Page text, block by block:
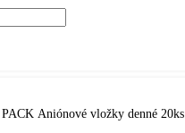
Aniónové vložky denné 20ks